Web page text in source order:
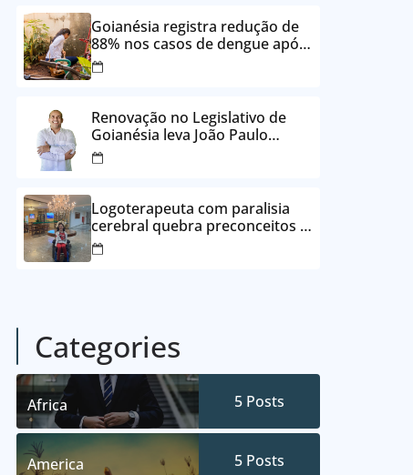
Goianésia registra redução de
88% nos casos de dengue após
ações de prevenção da
Prefeitura
Renovação no Legislativo de
Goianésia leva João Paulo
Batista à Câmara Municipal
Logoterapeuta com paralisia
cerebral quebra preconceitos e
ajuda pacientes a reencontrar
propósito em Goianésia
Categories
Africa 5 Posts
America 5 Posts